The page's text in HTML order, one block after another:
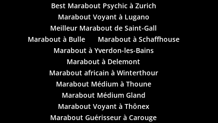
Best Marabout Psychic à Zurich
Marabout Voyant à Lugano
Meilleur Marabout de Saint-Gall
Marabout à Bulle
Marabout à Schaffhouse
Marabout à Yverdon-les-Bains
Marabout à Delemont
Marabout africain à Winterthour
Marabout Médium à Thoune
Marabout Médium Gland
Marabout Voyant à Thônex
Marabout Guérisseur à Carouge